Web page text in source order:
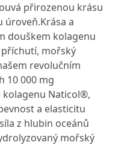
přirozenou krásu
úroveň.Krása a
douškem kolagenu
mořský
revolučním
10 000 mg
Naticol®,
a elasticitu
z hlubin oceánů
mořský